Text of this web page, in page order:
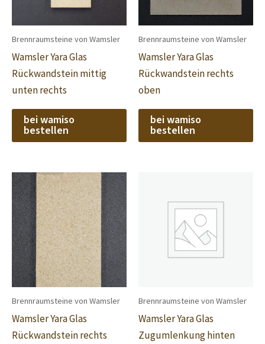
Brennraumsteine von Wamsler
Wamsler Yara Glas
Rückwandstein mittig
unten rechts
bei wamiso
bestellen
Brennraumsteine von Wamsler
Wamsler Yara Glas
Rückwandstein rechts
oben
bei wamiso
bestellen
Brennraumsteine von Wamsler
Wamsler Yara Glas
Rückwandstein rechts
Brennraumsteine von Wamsler
Wamsler Yara Glas
Zugumlenkung hinten